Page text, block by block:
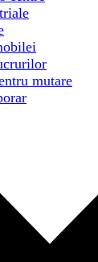
mutare